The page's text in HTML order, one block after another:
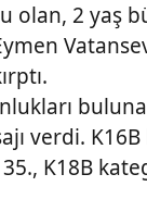
olan, 2 yaş
verdi.
K18B